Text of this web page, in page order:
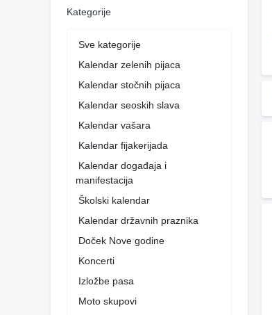
Kategorije
Sve kategorije
Kalendar zelenih pijaca
Kalendar stočnih pijaca
Kalendar seoskih slava
Kalendar vašara
Kalendar fijakerijada
Kalendar događaja i
manifestacija
Školski kalendar
Kalendar državnih praznika
Doček Nove godine
Koncerti
Izložbe pasa
Moto skupovi